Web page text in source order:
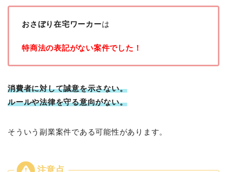
おさぼり在宅ワーカーは
特商法の表記がない案件でした！
消費者に対して誠意を示さない。
ルールや法律を守る意向がない。
そういう副業案件である可能性があります。